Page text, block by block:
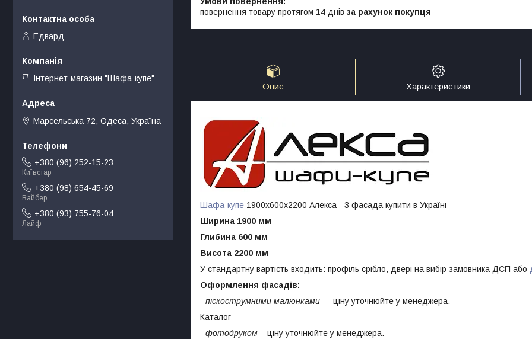
повернення товару протягом 14 днів за рахунок покупця
Опис Характеристики
Шафа-купе 1900х600х2200 Алекса - 3 фасада купити в Україні
Ширина 1900 мм
Глибина 600 мм
Висота 2200 мм
У стандартну вартість входить: профіль срібло, двері на вибір замовника ДСП або
Оформлення фасадів:
- піскострумними малюнками ― ціну уточнюйте у менеджера.
Каталог ―
- фотодруком – ціну уточнюйте у менеджера.
Едвард
Інтернет-магазин "Шафа-купе"
Марсельська 72, Одеса, Україна
+380 (96) 252-15-23
Київстар
+380 (98) 654-45-69
Вайбер
+380 (93) 755-76-04
Лайф